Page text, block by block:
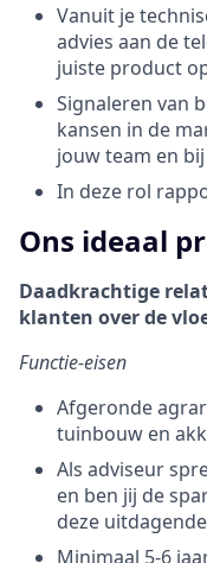
Vanuit je
advies aan de
juiste product
Signaleren van
kansen in de
jouw team en
In deze rol
Ons ideaal
Daadkrachtige
klanten over de
Functie-eisen
Afgeronde
tuinbouw en
Als adviseur
en ben jij de
deze
Minimaal 5-6